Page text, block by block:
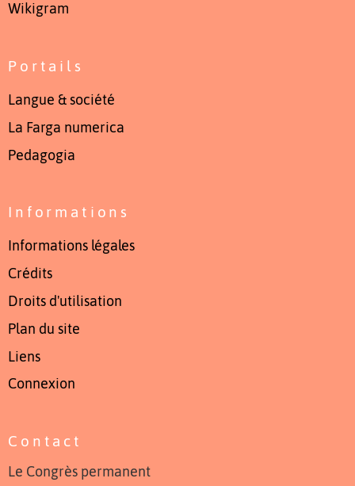
Wikigram
Portails
Langue & société
La Farga numerica
Pedagogia
Informations
Informations légales
Crédits
Droits d'utilisation
Plan du site
Liens
Connexion
Contact
Le Congrès permanent